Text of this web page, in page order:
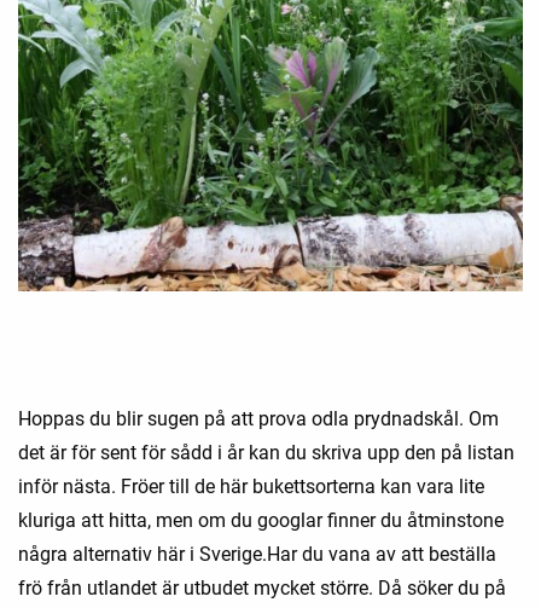
Hoppas du blir sugen på att prova odla prydnadskål. Om
det är för sent för sådd i år kan du skriva upp den på listan
inför nästa. Fröer till de här bukettsorterna kan vara lite
kluriga att hitta, men om du googlar finner du åtminstone
några alternativ här i Sverige.Har du vana av att beställa
frö från utlandet är utbudet mycket större. Då söker du på